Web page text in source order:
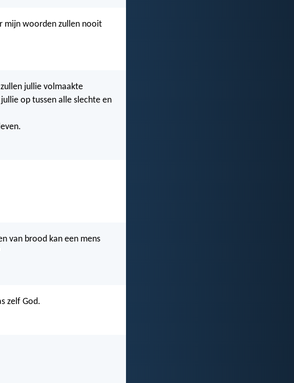
mijn woorden zullen nooit
jullie volmaakte
op tussen alle slechte en
van brood kan een mens
zelf God.